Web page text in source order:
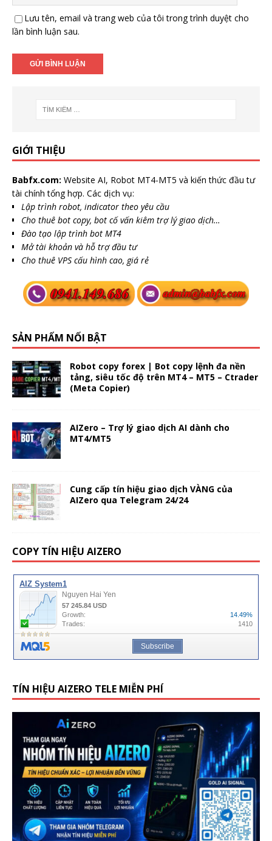
Lưu tên, email và trang web của tôi trong trình duyệt cho
lần bình luận sau.
GIỚI THIỆU
Babfx.com: Website AI, Robot MT4-MT5 và kiến thức đầu tư
tài chính tổng hợp. Các dịch vụ:
Lập trình robot, indicator theo yêu cầu
Cho thuê bot copy, bot cố vấn kiêm trợ lý giao dịch…
Đào tạo lập trình bot MT4
Mở tài khoản và hỗ trợ đầu tư
Cho thuê VPS cấu hình cao, giá rẻ
SẢN PHẨM NỔI BẬT
Robot copy forex | Bot copy lệnh đa nền
tảng, siêu tốc độ trên MT4 – MT5 – Ctrader
(Meta Copier)
AIZero – Trợ lý giao dịch AI dành cho
MT4/MT5
Cung cấp tín hiệu giao dịch VÀNG của
AIZero qua Telegram 24/24
COPY TÍN HIỆU AIZERO
TÍN HIỆU AIZERO TELE MIỄN PHÍ